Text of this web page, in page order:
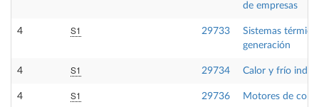
de empresas
4 S1 29733
Sistemas
generación
4 S1 29734 Calor y frío
4 S1 29736 Motores de